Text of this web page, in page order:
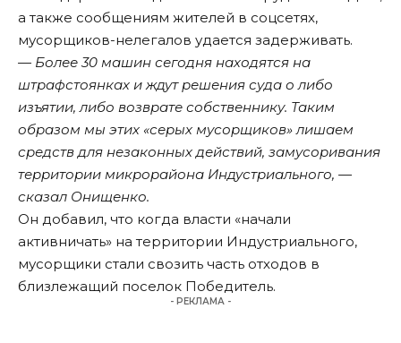
а также сообщениям жителей в соцсетях,
мусорщиков-нелегалов удается задерживать.
— Более 30 машин сегодня находятся на
штрафстоянках и ждут решения суда о либо
изъятии, либо возврате собственнику. Таким
образом мы этих «серых мусорщиков» лишаем
средств для незаконных действий, замусоривания
территории микрорайона Индустриального, —
сказал Онищенко.
Он добавил, что когда власти «начали
активничать» на территории Индустриального,
мусорщики стали свозить часть отходов в
близлежащий поселок Победитель.
- РЕКЛАМА -